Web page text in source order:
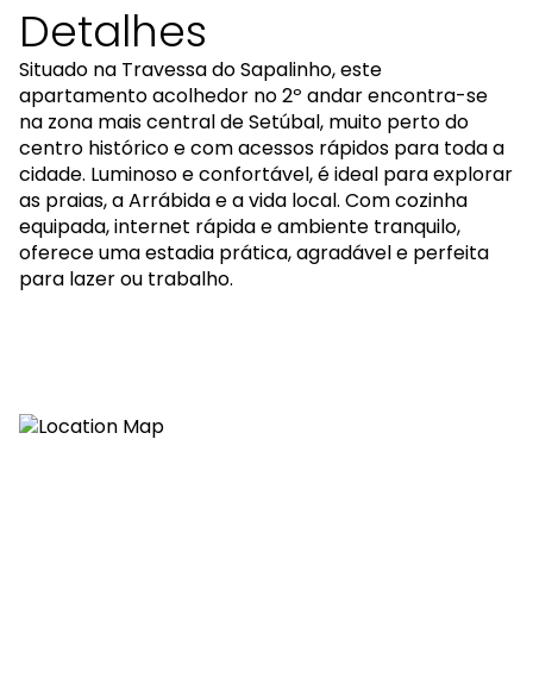
Detalhes
Situado na Travessa do Sapalinho, este
apartamento acolhedor no 2º andar encontra-se
na zona mais central de Setúbal, muito perto do
centro histórico e com acessos rápidos para toda a
cidade. Luminoso e confortável, é ideal para explorar
as praias, a Arrábida e a vida local. Com cozinha
equipada, internet rápida e ambiente tranquilo,
oferece uma estadia prática, agradável e perfeita
para lazer ou trabalho.